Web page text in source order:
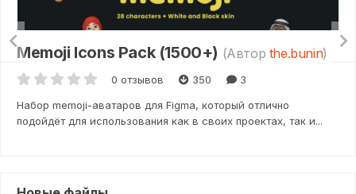
Memoji Icons Pack (1500+) (Автор the.bunin)
0 отзывов 350
3
Набор memoji-аватаров для Figma, который отлично
подойдёт для использования как в своих проектах, так и...